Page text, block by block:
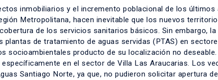
inmobiliarios y el incremento poblacional de los últimos
Metropolitana, hacen inevitable que los nuevos
de los servicios sanitarios básicos. Sin embargo,
de tratamiento de aguas servidas (PTAS) en
socioambientales producto de su localización no deseable.
en el sector de Villa Las Araucarias. Los
Santiago Norte, ya que, no pudieron solicitar apertura